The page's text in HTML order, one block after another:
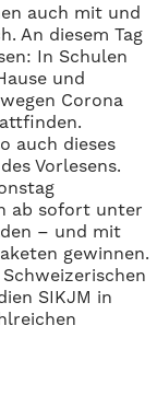
auch mit und
An diesem Tag
In Schulen
und
Corona
auch dieses
Vorlesens.
ab sofort unter
– und mit
gewinnen.
SIKJM in